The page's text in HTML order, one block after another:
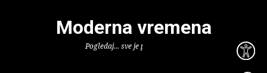
Moderna vremena
Pogledaj... sve je puno knjiga.